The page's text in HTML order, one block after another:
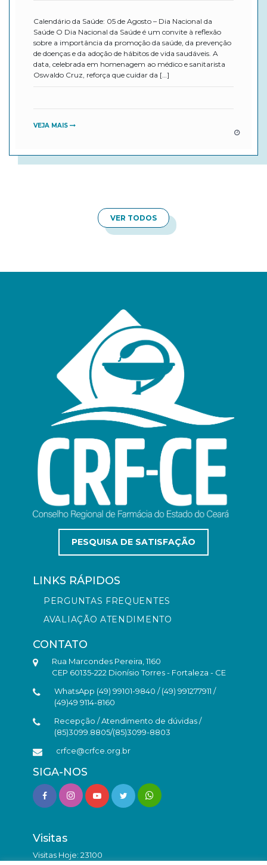
Calendário da Saúde: 05 de Agosto – Dia Nacional da
Saúde O Dia Nacional da Saúde é um convite à reflexão
sobre a importância da promoção da saúde, da prevenção
de doenças e da adoção de hábitos de vida saudáveis. A
data, celebrada em homenagem ao médico e sanitarista
Oswaldo Cruz, reforça que cuidar da […]
VEJA MAIS
VER TODOS
PESQUISA DE SATISFAÇÃO
LINKS RÁPIDOS
PERGUNTAS FREQUENTES
AVALIAÇÃO ATENDIMENTO
CONTATO
Rua Marcondes Pereira, 1160
CEP 60135-222 Dionísio Torres - Fortaleza - CE
WhatsApp (49) 99101-9840 / (49) 991277911 /
(49)49 9114-8160
Recepção / Atendimento de dúvidas /
(85)3099.8805/(85)3099-8803
crfce@crfce.org.br
SIGA-NOS
Visitas
Visitas Hoje: 23100